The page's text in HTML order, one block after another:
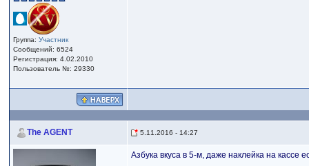
Группа:Участник
Сообщений: 6524
Регистрация: 4.02.2010
Пользователь №: 29330
The AGENT 5.11.2016 - 14:27
Азбука вкуса в 5-м, даже наклейка на кассе